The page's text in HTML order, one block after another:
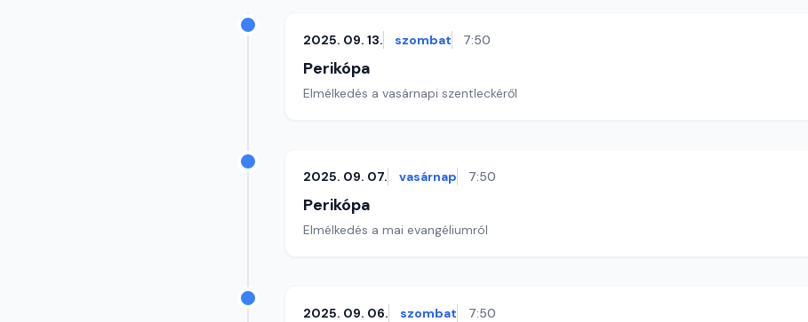
2025. 09. 13. szombat 7:50
Perikópa
Elmélkedés a vasárnapi szentleckéről
2025. 09. 07. vasárnap 7:50
Perikópa
Elmélkedés a mai evangéliumról
2025. 09. 06. szombat 7:50